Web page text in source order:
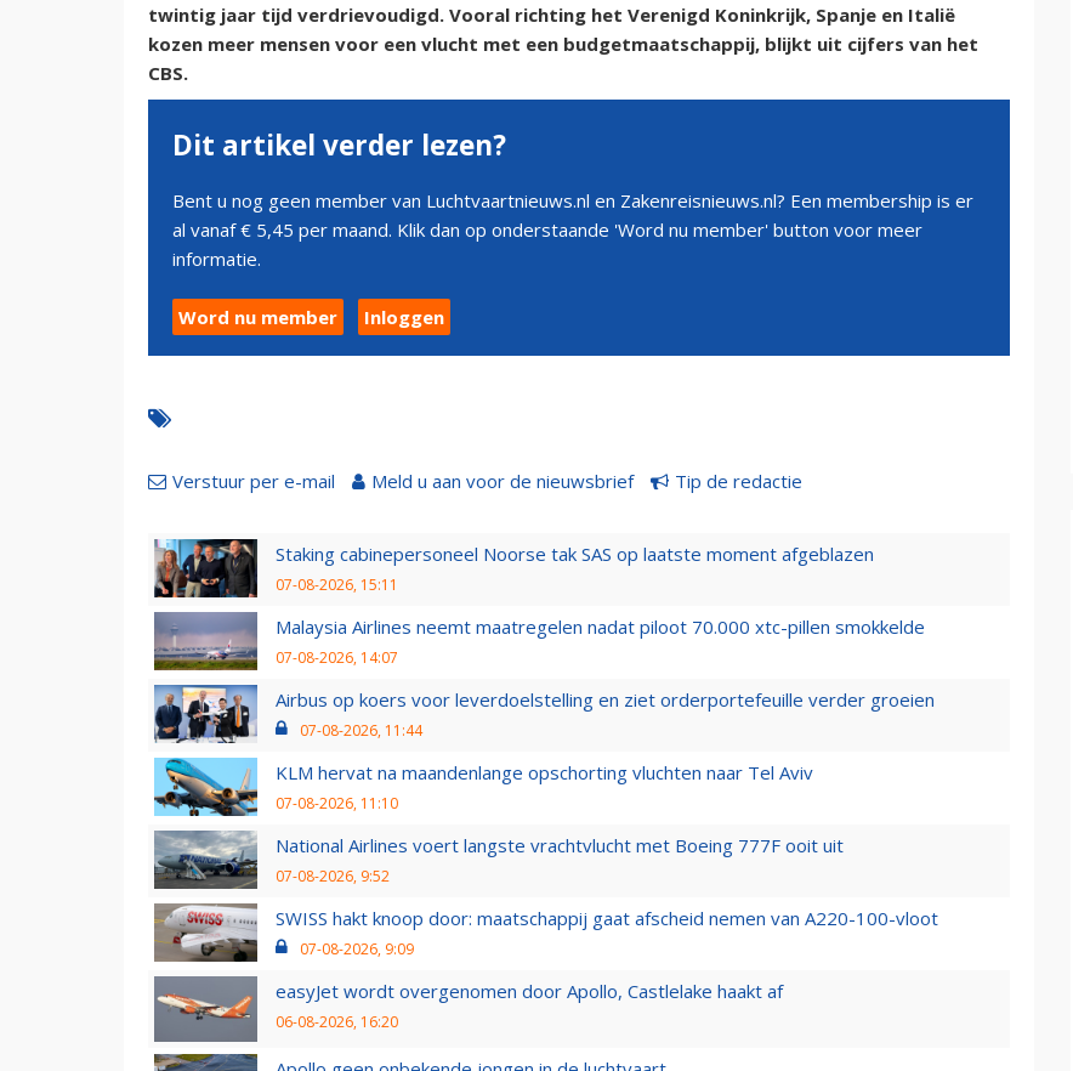
twintig jaar tijd verdrievoudigd. Vooral richting het Verenigd Koninkrijk, Spanje en Italië
kozen meer mensen voor een vlucht met een budgetmaatschappij, blijkt uit cijfers van het
CBS.
Dit artikel verder lezen?
Bent u nog geen member van Luchtvaartnieuws.nl en Zakenreisnieuws.nl? Een membership is er
al vanaf € 5,45 per maand. Klik dan op onderstaande 'Word nu member' button voor meer
informatie.
Word nu member Inloggen
Verstuur per e-mail Meld u aan voor de nieuwsbrief Tip de redactie
Staking cabinepersoneel Noorse tak SAS op laatste moment afgeblazen
07-08-2026, 15:11
Malaysia Airlines neemt maatregelen nadat piloot 70.000 xtc-pillen smokkelde
07-08-2026, 14:07
Airbus op koers voor leverdoelstelling en ziet orderportefeuille verder groeien
07-08-2026, 11:44
KLM hervat na maandenlange opschorting vluchten naar Tel Aviv
07-08-2026, 11:10
National Airlines voert langste vrachtvlucht met Boeing 777F ooit uit
07-08-2026, 9:52
SWISS hakt knoop door: maatschappij gaat afscheid nemen van A220-100-vloot
07-08-2026, 9:09
easyJet wordt overgenomen door Apollo, Castlelake haakt af
06-08-2026, 16:20